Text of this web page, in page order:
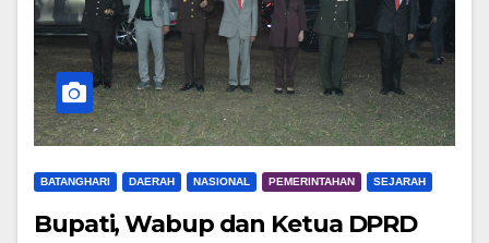
BATANGHARI DAERAH NASIONAL PEMERINTAHAN SEJARAH
Bupati, Wabup dan Ketua DPRD